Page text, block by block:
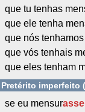
que tu tenhas
que ele tenha
que nós
que vós tenhais
que eles tenham
Pretérito imperfeito
se eu mensurasse